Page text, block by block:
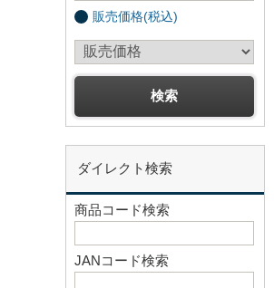
販売価格(税込)
ダイレクト検索
商品コード検索
JANコード検索